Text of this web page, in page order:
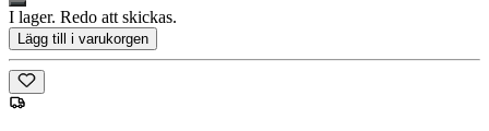
I lager. Redo att skickas.
Lägg till i varukorgen